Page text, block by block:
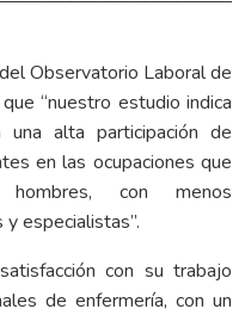
Observatorio Laboral de
“nuestro estudio indica
alta participación de
en las ocupaciones que
con menos
especialistas”.
con su trabajo
de enfermería, con un